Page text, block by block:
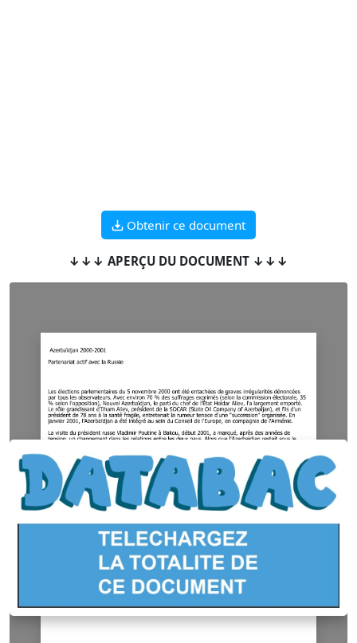
Obtenir ce document
↓↓↓ APERÇU DU DOCUMENT ↓↓↓